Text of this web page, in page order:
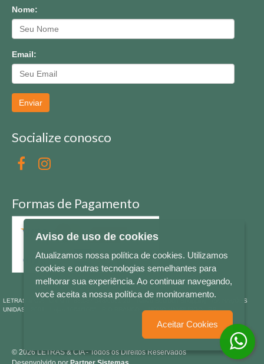
Nome:
Email:
Enviar
Socialize conosco
Formas de Pagamento
LETRAS & CIA - CNPJ n° 88.587.548/0001-20 - Térreo Bourbon Shopping - AV. NAÇÕES
UNIDAS , 2001 - Lojas 1064/1065 - RIO BRANCO - - NOVO HAMBURGO - RS
© 2026 LETRAS & CIA - Todos os Direitos Reservados
Aviso de uso de cookies
Atualizamos nossa política de cookies. Utilizamos
cookies e outras tecnologias semelhantes para
melhorar sua experiência. Ao continuar navegando,
você aceita a nossa política de monitoramento.
Aceitar Cookies